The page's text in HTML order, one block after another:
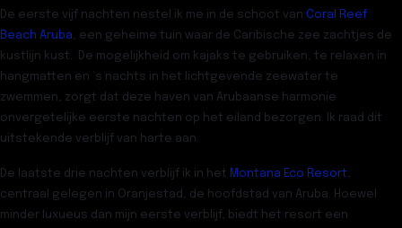
De eerste vijf nachten nestel ik me in de schoot van Coral Reef
Beach Aruba, een geheime tuin waar de Caribische zee zachtjes de
kustlijn kust. De mogelijkheid om kajaks te gebruiken, te relaxen in
hangmatten en ‘s nachts in het lichtgevende zeewater te
zwemmen, zorgt dat deze haven van Arubaanse harmonie
onvergetelijke eerste nachten op het eiland bezorgen. Ik raad dit
uitstekende verblijf van harte aan.
De laatste drie nachten verblijf ik in het Montana Eco Resort
centraal gelegen in Oranjestad, de hoofdstad van Aruba. Hoewel
minder luxueus dan mijn eerste verblijf, biedt het resort een